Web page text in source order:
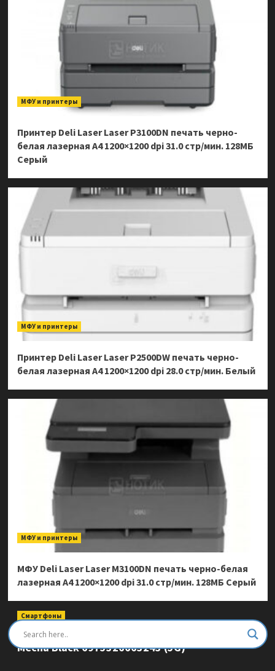
МФУ и принтеры
Принтер Deli Laser Laser P3100DN печать черно-
белая лазерная A4 1200×1200 dpi 31.0 стр/мин. 128МБ
Серый
МФУ и принтеры
Принтер Deli Laser Laser P2500DW печать черно-
белая лазерная A4 1200×1200 dpi 28.0 стр/мин. Белый
МФУ и принтеры
МФУ Deli Laser Laser M3100DN печать черно-белая
лазерная A4 1200×1200 dpi 31.0 стр/мин. 128МБ Серый
Смартфоны
Смартфон Ulefone Armor Mini 20 Pro 8/256Gb
Mecha Black 6975326663243 (5G)